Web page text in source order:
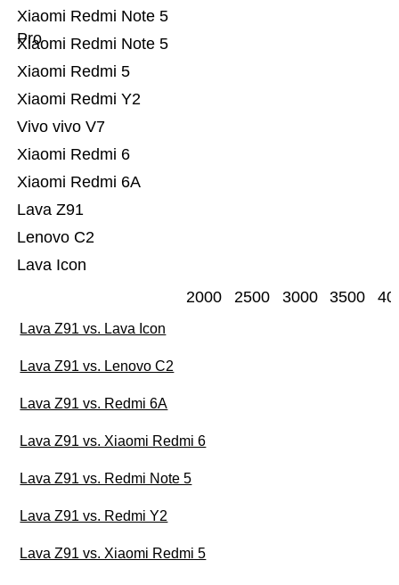
Lava Icon
Lenovo C2
Lava Z91
Xiaomi Redmi 6A
Xiaomi Redmi 6
Vivo vivo V7
Xiaomi Redmi Y2
Xiaomi Redmi 5
Xiaomi Redmi Note 5
Xiaomi Redmi Note 5
Pro
2000 2500 3000 3500
Lava Z91 vs. Lava Icon
Lava Z91 vs. Lenovo C2
Lava Z91 vs. Redmi 6A
Lava Z91 vs. Xiaomi Redmi 6
Lava Z91 vs. Redmi Note 5
Lava Z91 vs. Redmi Y2
Lava Z91 vs. Xiaomi Redmi 5